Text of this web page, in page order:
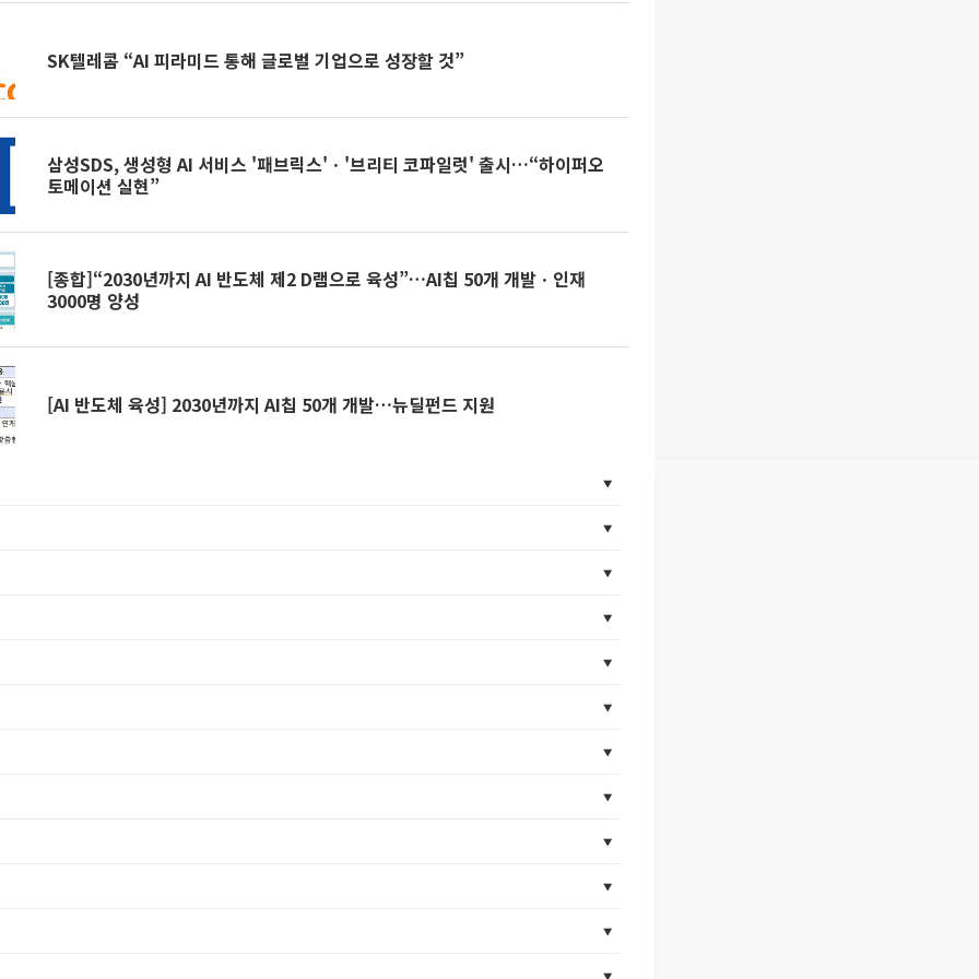
SK텔레콤 “AI 피라미드 통해 글로벌 기업으로 성장할 것”
삼성SDS, 생성형 AI 서비스 '패브릭스'ㆍ'브리티 코파일럿' 출시…“하이퍼오
토메이션 실현”
[종합]“2030년까지 AI 반도체 제2 D램으로 육성”…AI칩 50개 개발ㆍ인재
3000명 양성
[AI 반도체 육성] 2030년까지 AI칩 50개 개발…뉴딜펀드 지원